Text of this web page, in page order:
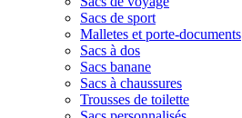
Sacs de sport
Malletes et porte-documents
Sacs à dos
Sacs banane
Sacs à chaussures
Trousses de toilette